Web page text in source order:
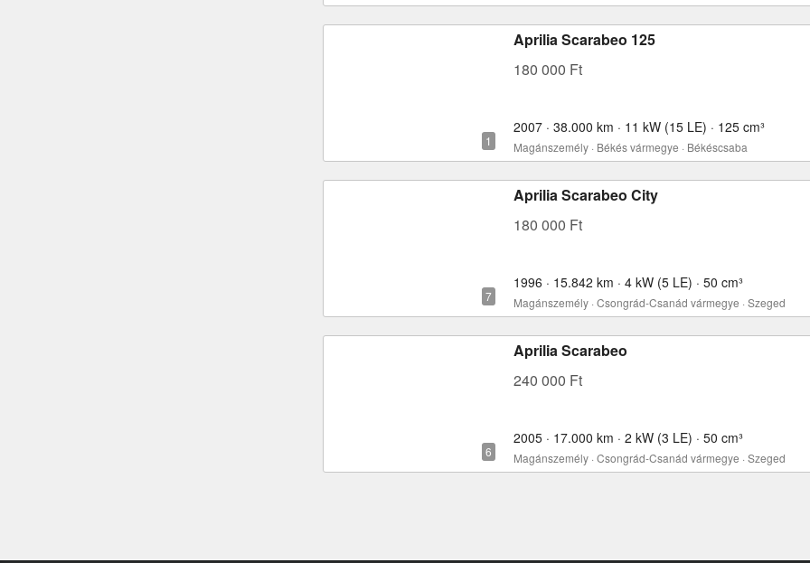
Aprilia Scarabeo 125
180 000 Ft
2007 · 38.000 km · 11 kW (15 LE) · 125 cm³
Magánszemély · Békés vármegye · Békéscsaba
Aprilia Scarabeo City
180 000 Ft
1996 · 15.842 km · 4 kW (5 LE) · 50 cm³
Magánszemély · Csongrád-Csanád vármegye · Szeged
Aprilia Scarabeo
240 000 Ft
2005 · 17.000 km · 2 kW (3 LE) · 50 cm³
Magánszemély · Csongrád-Csanád vármegye · Szeged